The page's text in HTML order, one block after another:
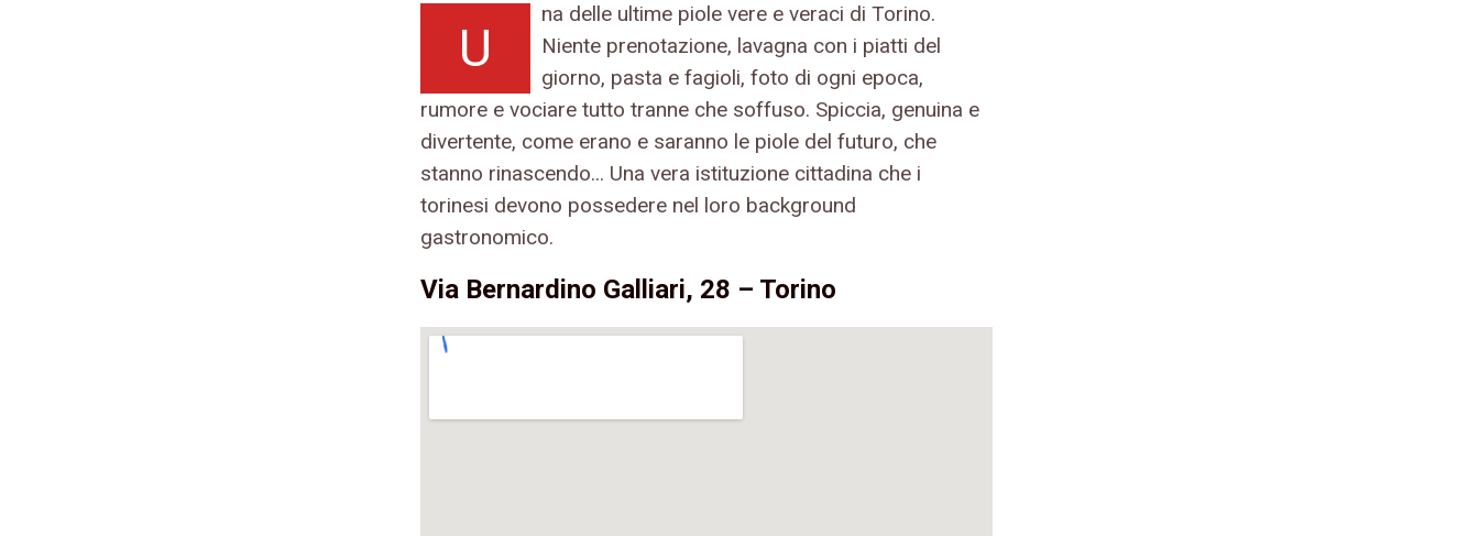
U
na delle ultime piole vere e veraci di Torino.
Niente prenotazione, lavagna con i piatti del
giorno, pasta e fagioli, foto di ogni epoca,
rumore e vociare tutto tranne che soffuso. Spiccia, genuina e
divertente, come erano e saranno le piole del futuro, che
stanno rinascendo... Una vera istituzione cittadina che i
torinesi devono possedere nel loro background
gastronomico.
Via Bernardino Galliari, 28 – Torino